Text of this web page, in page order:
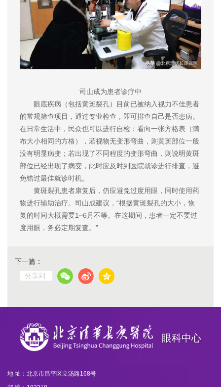
司山成为患者诊疗中
眼底疾病（包括黄斑裂孔）目前已被纳入视力不佳患者
的常规筛查项目，通过专业检查，即可排查自己是否患病。
在日常生活中，民众也可以进行自检：看向一张方格表（满
布大小相同的方格），若视物无变形弯曲，则黄斑部位一般
没有明显病变；若出现了不同程度的变形弯曲，则说明黄斑
部位已经出现了病变，此时应及时到医院就诊进行排查，避
免错过最佳就诊时机。
黄斑裂孔患者康复后，仍应避免过度用眼，同时使用药
物进行辅助治疗。司山成建议，“根据黄斑裂孔的大小，恢
复的时间大概需要1~6月不等。在这期间，患者一定不要过
度用眼，务必定期复查。”
下一篇：
分享到:
眼科中心
地 址：北京市昌平区立汤路168号